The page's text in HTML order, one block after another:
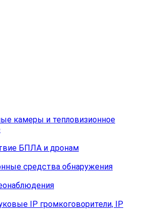
камеры и тепловизионное
БПЛА и дронам
средства обнаружения
IP громкоговорители, IP